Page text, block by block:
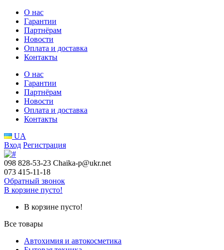
О нас
Гарантии
Партнёрам
Новости
Оплата и доставка
Контакты
О нас
Гарантии
Партнёрам
Новости
Оплата и доставка
Контакты
UA
Вход Регистрация
098 828-53-23 Chaika-p@ukr.net
073 415-11-18
Обратный звонок
В корзине пусто!
В корзине пусто!
Все товары
Автохимия и автокосметика